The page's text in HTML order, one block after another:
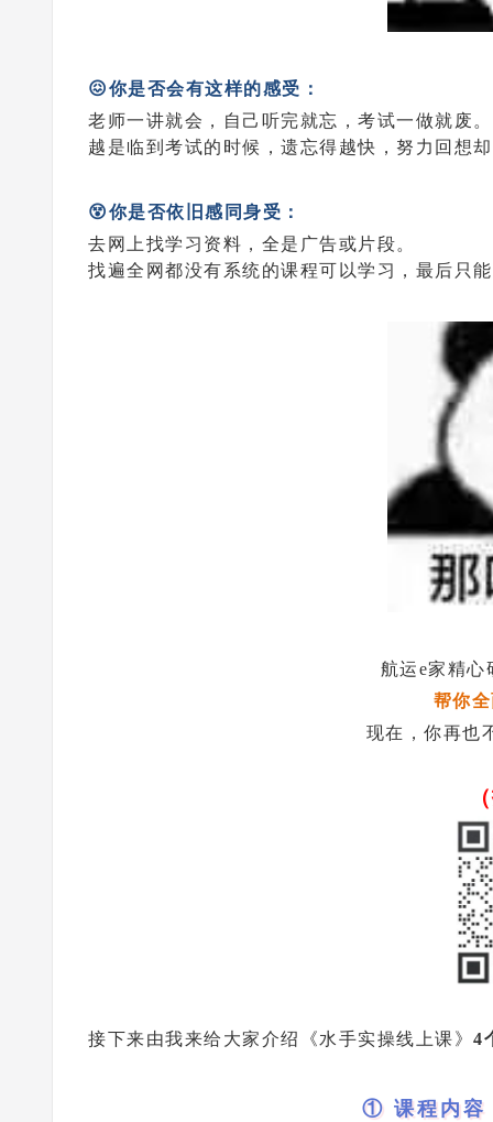
😖你是否会有这样的感受：
老师一讲就会，自己听完就忘，考试一做就废。
越是临到考试的时候，遗忘得越快，努力回想
😵你是否依旧感同身受：
去网上找学习资料，全是广告或片段。
找遍全网都没有系统的课程可以学习，最后只
航运e家精心
帮你
现在，你再也
接下来由我来给大家介绍《水手实操线上课》 4
① 课程内容